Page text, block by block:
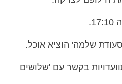
שלמה' הוציא אוכל.
בקשר עם 'שלושים